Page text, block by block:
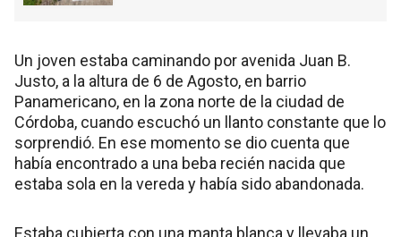
Un joven estaba caminando por avenida Juan B.
Justo, a la altura de 6 de Agosto, en barrio
Panamericano, en la zona norte de la ciudad de
Córdoba, cuando escuchó un llanto constante que lo
sorprendió. En ese momento se dio cuenta que
había encontrado a una beba recién nacida que
estaba sola en la vereda y había sido abandonada.
Estaba cubierta con una manta blanca y llevaba un